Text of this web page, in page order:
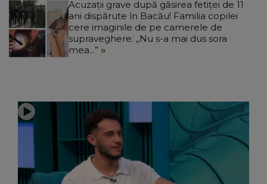
Acuzații grave după găsirea fetiței de 11
ani dispărute în Bacău! Familia copilei
cere imaginile de pe camerele de
supraveghere: „Nu s-a mai dus sora
mea...”